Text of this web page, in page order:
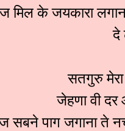
मिल के जयकारा
दे
सतगुरु मेरा
जेहणा वी
सबने पाग जगाना ते